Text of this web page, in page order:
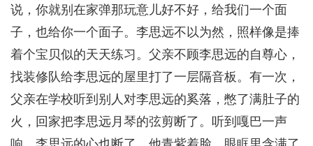
说，你就别在家弹那玩意儿好不好，给我们一个面
子，也给你一个面子。李思远不以为然，照样像是捧
着个宝贝似的天天练习。父亲不顾李思远的自尊心，
找装修队给李思远的屋里打了一层隔音板。有一次，
父亲在学校听到别人对李思远的奚落，憋了满肚子的
火，回家把李思远月琴的弦剪断了。听到嘎巴一声